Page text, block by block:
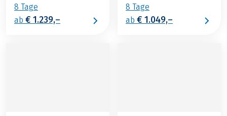
8 Tage
ab € 1.239,–
8 Tage
ab € 1.049,–